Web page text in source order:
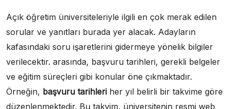
Açık öğretim üniversiteleriyle ilgili en çok merak edilen
sorular ve yanıtları burada yer alacak. Adayların
kafasındaki soru işaretlerini gidermeye yönelik bilgiler
verilecektir. arasında, başvuru tarihleri, gerekli belgeler
ve eğitim süreçleri gibi konular öne çıkmaktadır.
Örneğin, başvuru tarihleri her yıl belirli bir takvime göre
düzenlenmektedir. Bu takvim, üniversitenin resmi web